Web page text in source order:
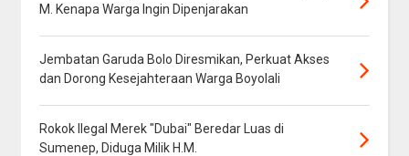
M. Kenapa Warga Ingin Dipenjarakan
Jembatan Garuda Bolo Diresmikan, Perkuat Akses
dan Dorong Kesejahteraan Warga Boyolali
Rokok Ilegal Merek "Dubai" Beredar Luas di
Sumenep, Diduga Milik H.M.